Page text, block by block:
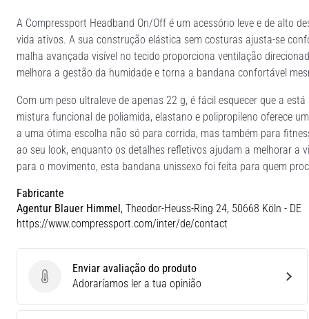
A Compressport Headband On/Off é um acessório leve e de alto
vida ativos. A sua construção elástica sem costuras ajusta-se
malha avançada visível no tecido proporciona ventilação
melhora a gestão da humidade e torna a bandana confortável
Com um peso ultraleve de apenas 22 g, é fácil esquecer que a
mistura funcional de poliamida, elastano e polipropileno oferece
a uma ótima escolha não só para corrida, mas também para
ao seu look, enquanto os detalhes refletivos ajudam a melhorar a
para o movimento, esta bandana unissexo foi feita para quem
Fabricante
Agentur Blauer Himmel, Theodor-Heuss-Ring 24, 50668 Köln - DE
https://www.compressport.com/inter/de/contact
Enviar avaliação do produto
Enviar avaliação do produto
Adoraríamos ler a tua opinião